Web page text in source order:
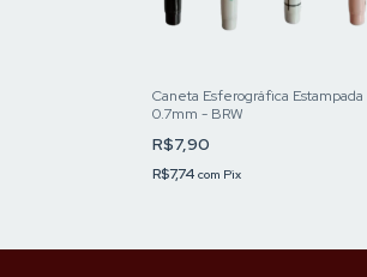
Caneta Esferográfica Estampada
0.7mm - BRW
R$7,90
R$7,74 com Pix